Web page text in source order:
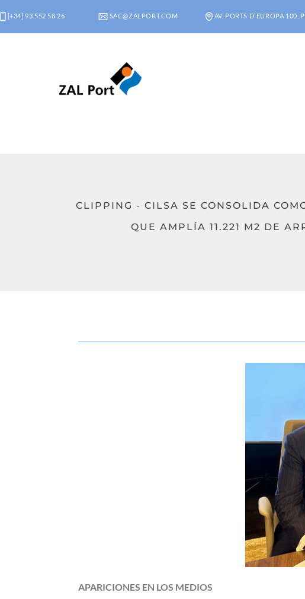
[+34] 93 552 58 26 SAC@ZALPORT.COM AV. PORTS D'EUROPA 100,
CLIPPING - CILSA SE CONSOLIDA
QUE AMPLÍA 11.221 M2 DE
APARICIONES EN LOS MEDIOS